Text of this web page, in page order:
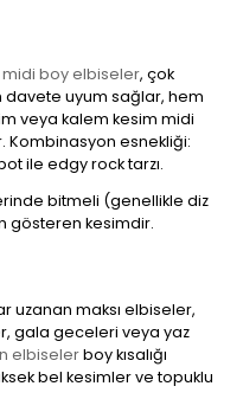
midi boy elbiseler, çok
davete uyum sağlar, hem
veya kalem kesim midi
Kombinasyon esnekliği:
ile edgy rock tarzı.
bitmeli (genellikle diz
gösteren kesimdir.
uzanan maksı elbiseler,
gala geceleri veya yaz
elbiselerboy kısalığı
bel kesimler ve topuklu